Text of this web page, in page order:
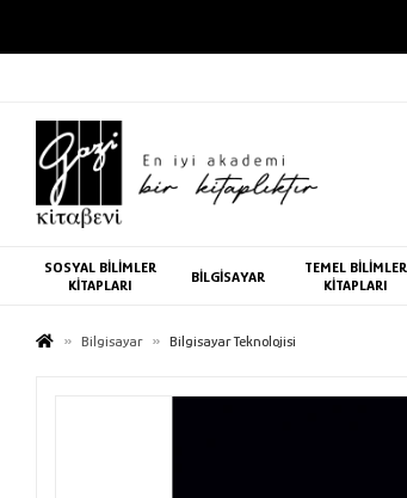
SOSYAL BİLİMLER
KİTAPLARI
BİLGİSAYAR
TEMEL BİLİMLER
KİTAPLARI
Bilgisayar Bilgisayar Teknolojisi